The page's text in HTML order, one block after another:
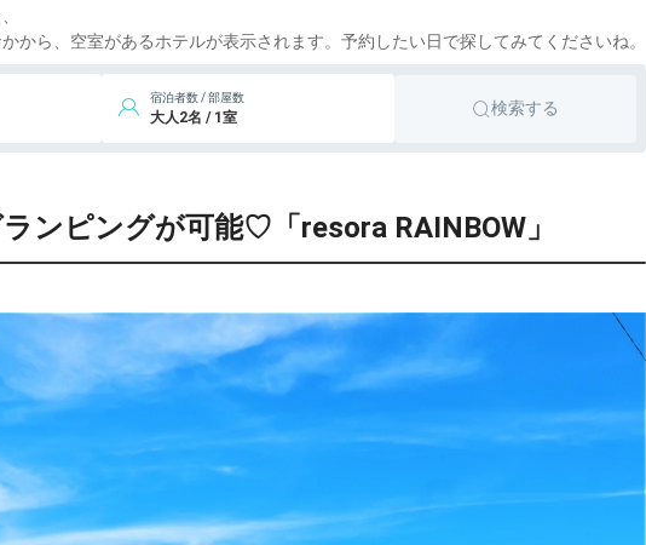
楽天トラベル
icotto
37,000円〜
楽天トラベル
8,300円〜
から、空室があるホテルが表示されます。予約したい日で探してみてくださいね。
宿泊者数 / 部屋数
大人2名 / 1室 検索する
ンピングが可能♡「resora RAINBOW」